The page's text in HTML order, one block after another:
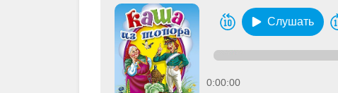
Слушать
0:00:00